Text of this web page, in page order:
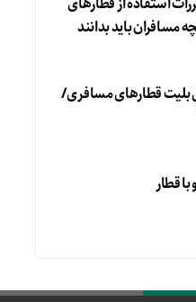
مسافران باید بدانند
قطارهای مسافری/
قطار